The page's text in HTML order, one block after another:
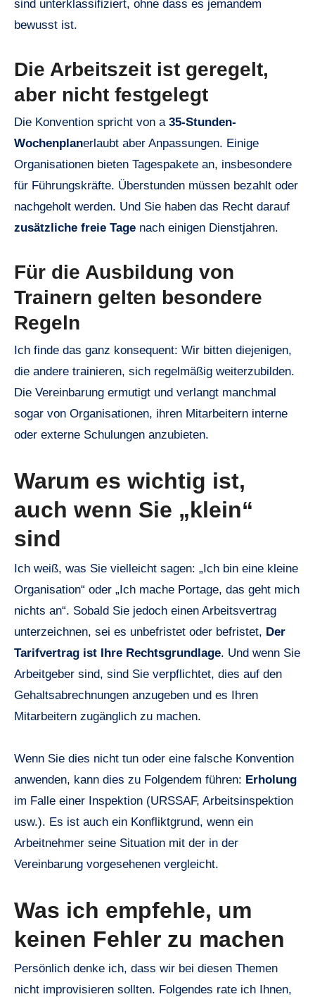
sind unterklassifiziert, ohne dass es jemandem
bewusst ist.
Die Arbeitszeit ist geregelt,
aber nicht festgelegt
Die Konvention spricht von a 35-Stunden-
Wochenplanerlaubt aber Anpassungen. Einige
Organisationen bieten Tagespakete an, insbesondere
für Führungskräfte. Überstunden müssen bezahlt oder
nachgeholt werden. Und Sie haben das Recht darauf
zusätzliche freie Tage nach einigen Dienstjahren.
Für die Ausbildung von
Trainern gelten besondere
Regeln
Ich finde das ganz konsequent: Wir bitten diejenigen,
die andere trainieren, sich regelmäßig weiterzubilden.
Die Vereinbarung ermutigt und verlangt manchmal
sogar von Organisationen, ihren Mitarbeitern interne
oder externe Schulungen anzubieten.
Warum es wichtig ist,
auch wenn Sie „klein“
sind
Ich weiß, was Sie vielleicht sagen: „Ich bin eine kleine
Organisation“ oder „Ich mache Portage, das geht mich
nichts an“. Sobald Sie jedoch einen Arbeitsvertrag
unterzeichnen, sei es unbefristet oder befristet, Der
Tarifvertrag ist Ihre Rechtsgrundlage. Und wenn Sie
Arbeitgeber sind, sind Sie verpflichtet, dies auf den
Gehaltsabrechnungen anzugeben und es Ihren
Mitarbeitern zugänglich zu machen.
Wenn Sie dies nicht tun oder eine falsche Konvention
anwenden, kann dies zu Folgendem führen: Erholung
im Falle einer Inspektion (URSSAF, Arbeitsinspektion
usw.). Es ist auch ein Konfliktgrund, wenn ein
Arbeitnehmer seine Situation mit der in der
Vereinbarung vorgesehenen vergleicht.
Was ich empfehle, um
keinen Fehler zu machen
Persönlich denke ich, dass wir bei diesen Themen
nicht improvisieren sollten. Folgendes rate ich Ihnen,